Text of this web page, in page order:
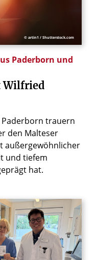
© artin1 / Shutterstock.com
Paderborn und
Wilfried
Paderborn trauern
den Malteser
außergewöhnlicher
und tiefem
hat.